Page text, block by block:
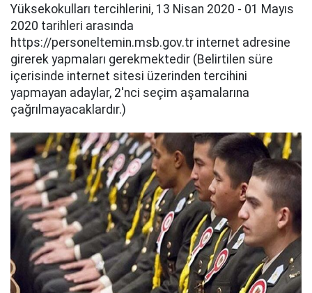
Yüksekokulları tercihlerini, 13 Nisan 2020 - 01 Mayıs
2020 tarihleri arasında
https://personeltemin.msb.gov.tr internet adresine
girerek yapmaları gerekmektedir (Belirtilen süre
içerisinde internet sitesi üzerinden tercihini
yapmayan adaylar, 2'nci seçim aşamalarına
çağrılmayacaklardır.)